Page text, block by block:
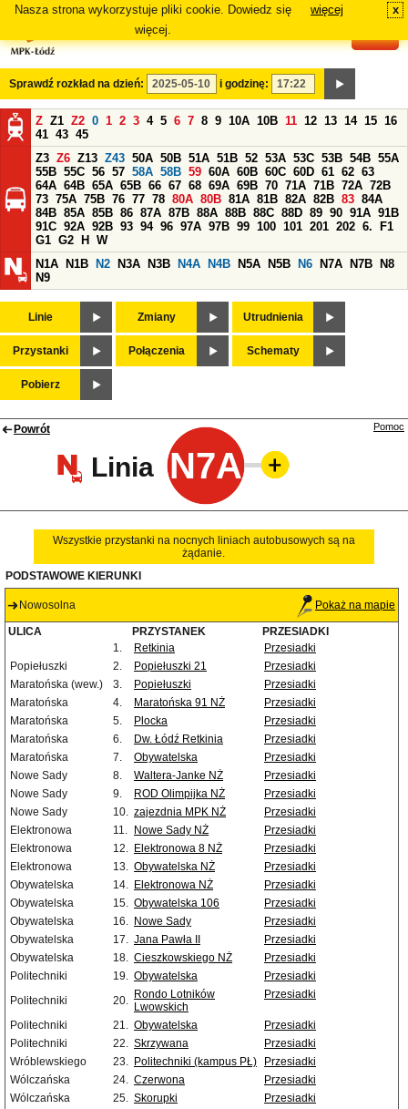
Nasza strona wykorzystuje pliki cookie. Dowiedz się
więcej.
więcej x
Sprawdź rozkład na dzień: i godzinę:
Z Z1 Z2 0 1 2 3 4 5 6 7 8 9 10A 10B 11 12 13 14 15 16
41 43 45
Z3 Z6 Z13 Z43 50A 50B 51A 51B 52 53A 53C 53B 54B 55A
55B 55C 56 57 58A 58B 59 60A 60B 60C 60D 61 62 63
64A 64B 65A 65B 66 67 68 69A 69B 70 71A 71B 72A 72B
73 75A 75B 76 77 78 80A 80B 81A 81B 82A 82B 83 84A
84B 85A 85B 86 87A 87B 88A 88B 88C 88D 89 90 91A 91B
91C 92A 92B 93 94 96 97A 97B 99 100 101 201 202 6.
F1
G1 G2 H
W
N1A
N1B N2 N3A N3B N4A N4B N5A N5B N6 N7A N7B
N8
N9
Linie Zmiany Utrudnienia
Przystanki Połączenia Schematy
Pobierz
Powrót
Linia N7A
Pomoc
Wszystkie przystanki na nocnych liniach autobusowych są na
żądanie.
PODSTAWOWE KIERUNKI
Nowosolna Pokaż na mapie
ULICA PRZYSTANEK
PRZESIADKI
1.
Retkinia
Przesiadki
Popiełuszki
2. Popiełuszki 21
Przesiadki
Maratońska (wew.)
3. Popiełuszki
Przesiadki
Maratońska
4. Maratońska 91 NŻ
Przesiadki
Maratońska
5. Plocka
Przesiadki
Maratońska
6. Dw. Łódź Retkinia
Przesiadki
Maratońska
7. Obywatelska
Przesiadki
Nowe Sady
8. Waltera-Janke NŻ
Przesiadki
Nowe Sady
9. ROD Olimpijka NŻ
Przesiadki
Nowe Sady
10. zajezdnia MPK NŻ
Przesiadki
Elektronowa
11. Nowe Sady NŻ
Przesiadki
Elektronowa
12. Elektronowa 8 NŻ
Przesiadki
Elektronowa
13. Obywatelska NŻ
Przesiadki
Obywatelska
14. Elektronowa NŻ
Przesiadki
Obywatelska
15. Obywatelska 106
Przesiadki
Obywatelska
16. Nowe Sady
Przesiadki
Obywatelska
17. Jana Pawła II
Przesiadki
Obywatelska
18. Cieszkowskiego NŻ
Przesiadki
Politechniki
19. Obywatelska
Przesiadki
Politechniki
20. Rondo Lotników
Lwowskich
Przesiadki
Politechniki 21. Obywatelska
Przesiadki
Politechniki
22. Skrzywana
Przesiadki
Wróblewskiego
23. Politechniki (kampus PŁ)
Przesiadki
Wólczańska
24. Czerwona
Przesiadki
Wólczańska
25. Skorupki
Przesiadki